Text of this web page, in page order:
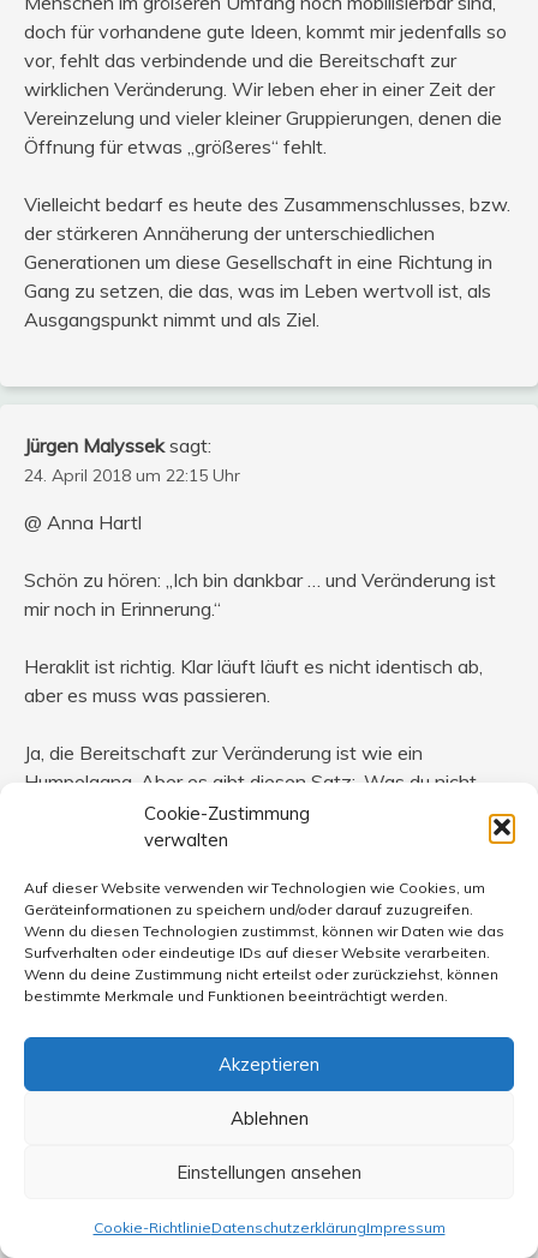
Cookie-Zustimmung
verwalten
Auf dieser Website verwenden wir Technologien wie Cookies, um
Geräteinformationen zu speichern und/oder darauf zuzugreifen.
Wenn du diesen Technologien zustimmst, können wir Daten wie das
Surfverhalten oder eindeutige IDs auf dieser Website verarbeiten.
Wenn du deine Zustimmung nicht erteilst oder zurückziehst, können
bestimmte Merkmale und Funktionen beeinträchtigt werden.
Akzeptieren
Ablehnen
Einstellungen ansehen
Cookie-RichtlinieDatenschutzerklärungImpressum
doch für vorhandene gute Ideen, kommt mir jedenfalls so
vor, fehlt das verbindende und die Bereitschaft zur
wirklichen Veränderung. Wir leben eher in einer Zeit der
Vereinzelung und vieler kleiner Gruppierungen, denen die
Öffnung für etwas „größeres“ fehlt.
Vielleicht bedarf es heute des Zusammenschlusses, bzw.
der stärkeren Annäherung der unterschiedlichen
Generationen um diese Gesellschaft in eine Richtung in
Gang zu setzen, die das, was im Leben wertvoll ist, als
Ausgangspunkt nimmt und als Ziel.
Jürgen Malyssek sagt:
24. April 2018 um 22:15 Uhr
@ Anna Hartl
Schön zu hören: „Ich bin dankbar … und Veränderung ist
mir noch in Erinnerung.“
Heraklit ist richtig. Klar läuft läuft es nicht identisch ab,
aber es muss was passieren.
Ja, die Bereitschaft zur Veränderung ist wie ein
Humpelgang. Aber es gibt diesen Satz: ‚Was du nicht
veränderst, das verändert dich.‘ Die Veränderung ist eine
kollektive Sache, aber oft geht es von einzelnen (starke
Eine Annäherung der unterschiedlichen Generationen ist
eine Möglichkeit. Ist auch nicht unrealistisch. Aber ich
hoffe, dass die Generationen nach mir wieder Mut
Wir sehen es bei den Schülerprotesten in Amerika für
schärfere Waffengesetze. Starke Impulse zu erkennen.
25. April 2018 um 7:59 Uhr